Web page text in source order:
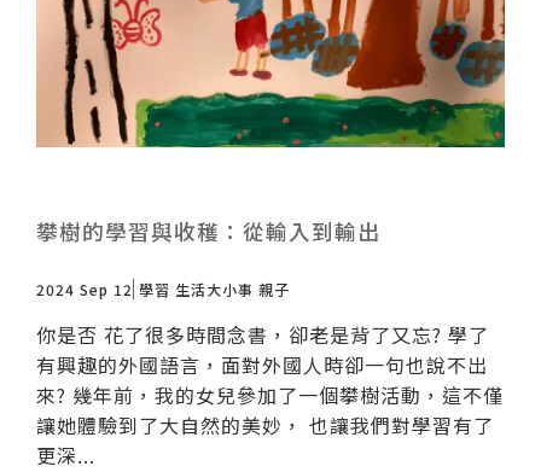
攀樹的學習與收穫：從輸入到輸出
2024 Sep 12 學習 生活大小事 親子
你是否 花了很多時間念書，卻老是背了又忘? 學了
有興趣的外國語言，面對外國人時卻一句也說不出
來? 幾年前，我的女兒參加了一個攀樹活動，這不僅
讓她體驗到了大自然的美妙， 也讓我們對學習有了
更深...